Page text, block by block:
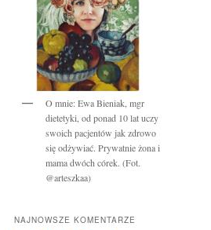
O mnie: Ewa Bieniak, mgr
dietetyki, od ponad 10 lat uczy
swoich pacjentów jak zdrowo
się odżywiać. Prywatnie żona i
mama dwóch córek. (Fot.
@arteszkaa)
NAJNOWSZE KOMENTARZE